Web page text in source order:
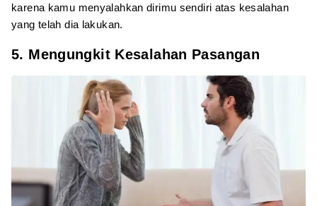
karena kamu menyalahkan dirimu sendiri atas kesalahan
yang telah dia lakukan.
5. Mengungkit Kesalahan Pasangan